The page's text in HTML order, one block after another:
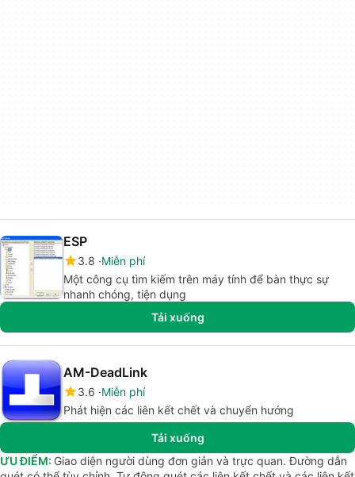
ESP
3.8 Miễn phí
Một công cụ tìm kiếm trên máy tính để bàn thực sự
nhanh chóng, tiện dụng
Tải xuống
AM-DeadLink
3.6 Miễn phí
Phát hiện các liên kết chết và chuyển hướng
Tải xuống
ƯU ĐIỂM: Giao diện người dùng đơn giản và trực quan. Đường dẫn